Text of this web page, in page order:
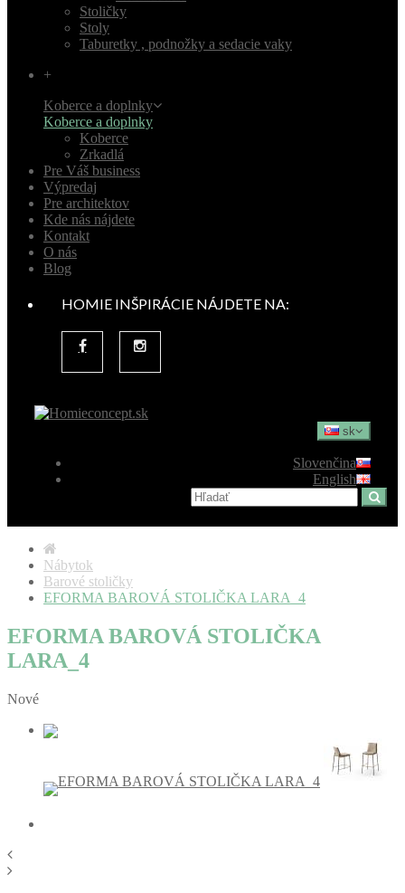
Stoličky
Stoly
Taburetky , podnožky a sedacie vaky
+
Koberce a doplnky
Koberce a doplnky
Koberce
Zrkadlá
Pre Váš business
Výpredaj
Pre architektov
Kde nás nájdete
Kontakt
O nás
Blog
HOMIE INŠPIRÁCIE NÁJDETE NA:
sk
Slovenčina
English
Nábytok
Barové stoličky
EFORMA BAROVÁ STOLIČKA LARA_4
EFORMA BAROVÁ STOLIČKA
LARA_4
Nové